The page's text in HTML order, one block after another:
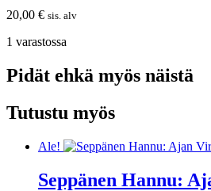
20,00 € sis. alv
1 varastossa
Pidät ehkä myös näistä
Tutustu myös
Ale!
Seppänen Hannu: